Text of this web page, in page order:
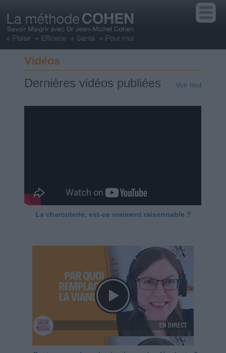
Vidéos
Dernières vidéos publiées Voir tout
La charcuterie, est-ce vraiment raisonnable ?